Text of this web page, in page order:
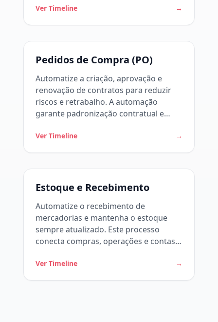
funciona
Ver Timeline →
Pedidos de Compra (PO)
Automatize a criação, aprovação e
renovação de contratos para reduzir
riscos e retrabalho. A automação
garante padronização contratual e
Como o workflow funciona
Ver Timeline →
Estoque e Recebimento
Automatize o recebimento de
mercadorias e mantenha o estoque
sempre atualizado. Este processo
conecta compras, operações e contas a
o workflow funciona
Ver Timeline →